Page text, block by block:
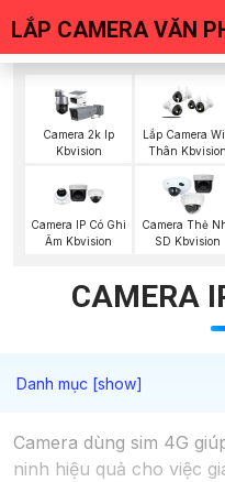
LẮP CAMERA VĂN
Camera 2k Ip
Kbvision
Lắp Camera
Thân Kbvision
Camera IP Có Ghi
Âm Kbvision
Camera Thẻ
SD Kbvision
CAMERA
Camera dùng sim 4G
ninh hiệu quả cho việc